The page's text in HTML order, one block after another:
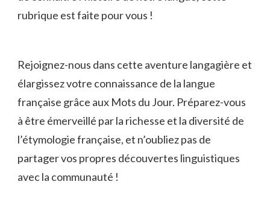
rubrique est ⁤faite‍ pour vous⁤ !
Rejoignez-nous dans cette⁣ aventure langagière ⁢et​
élargissez votre connaissance de​ la langue
⁢française grâce ⁤aux Mots du Jour. Préparez-vous
à⁢ être émerveillé par la richesse et la diversité de
l’étymologie française, ⁢et n’oubliez pas de
⁣partager ‍vos propres découvertes linguistiques
avec la communauté !